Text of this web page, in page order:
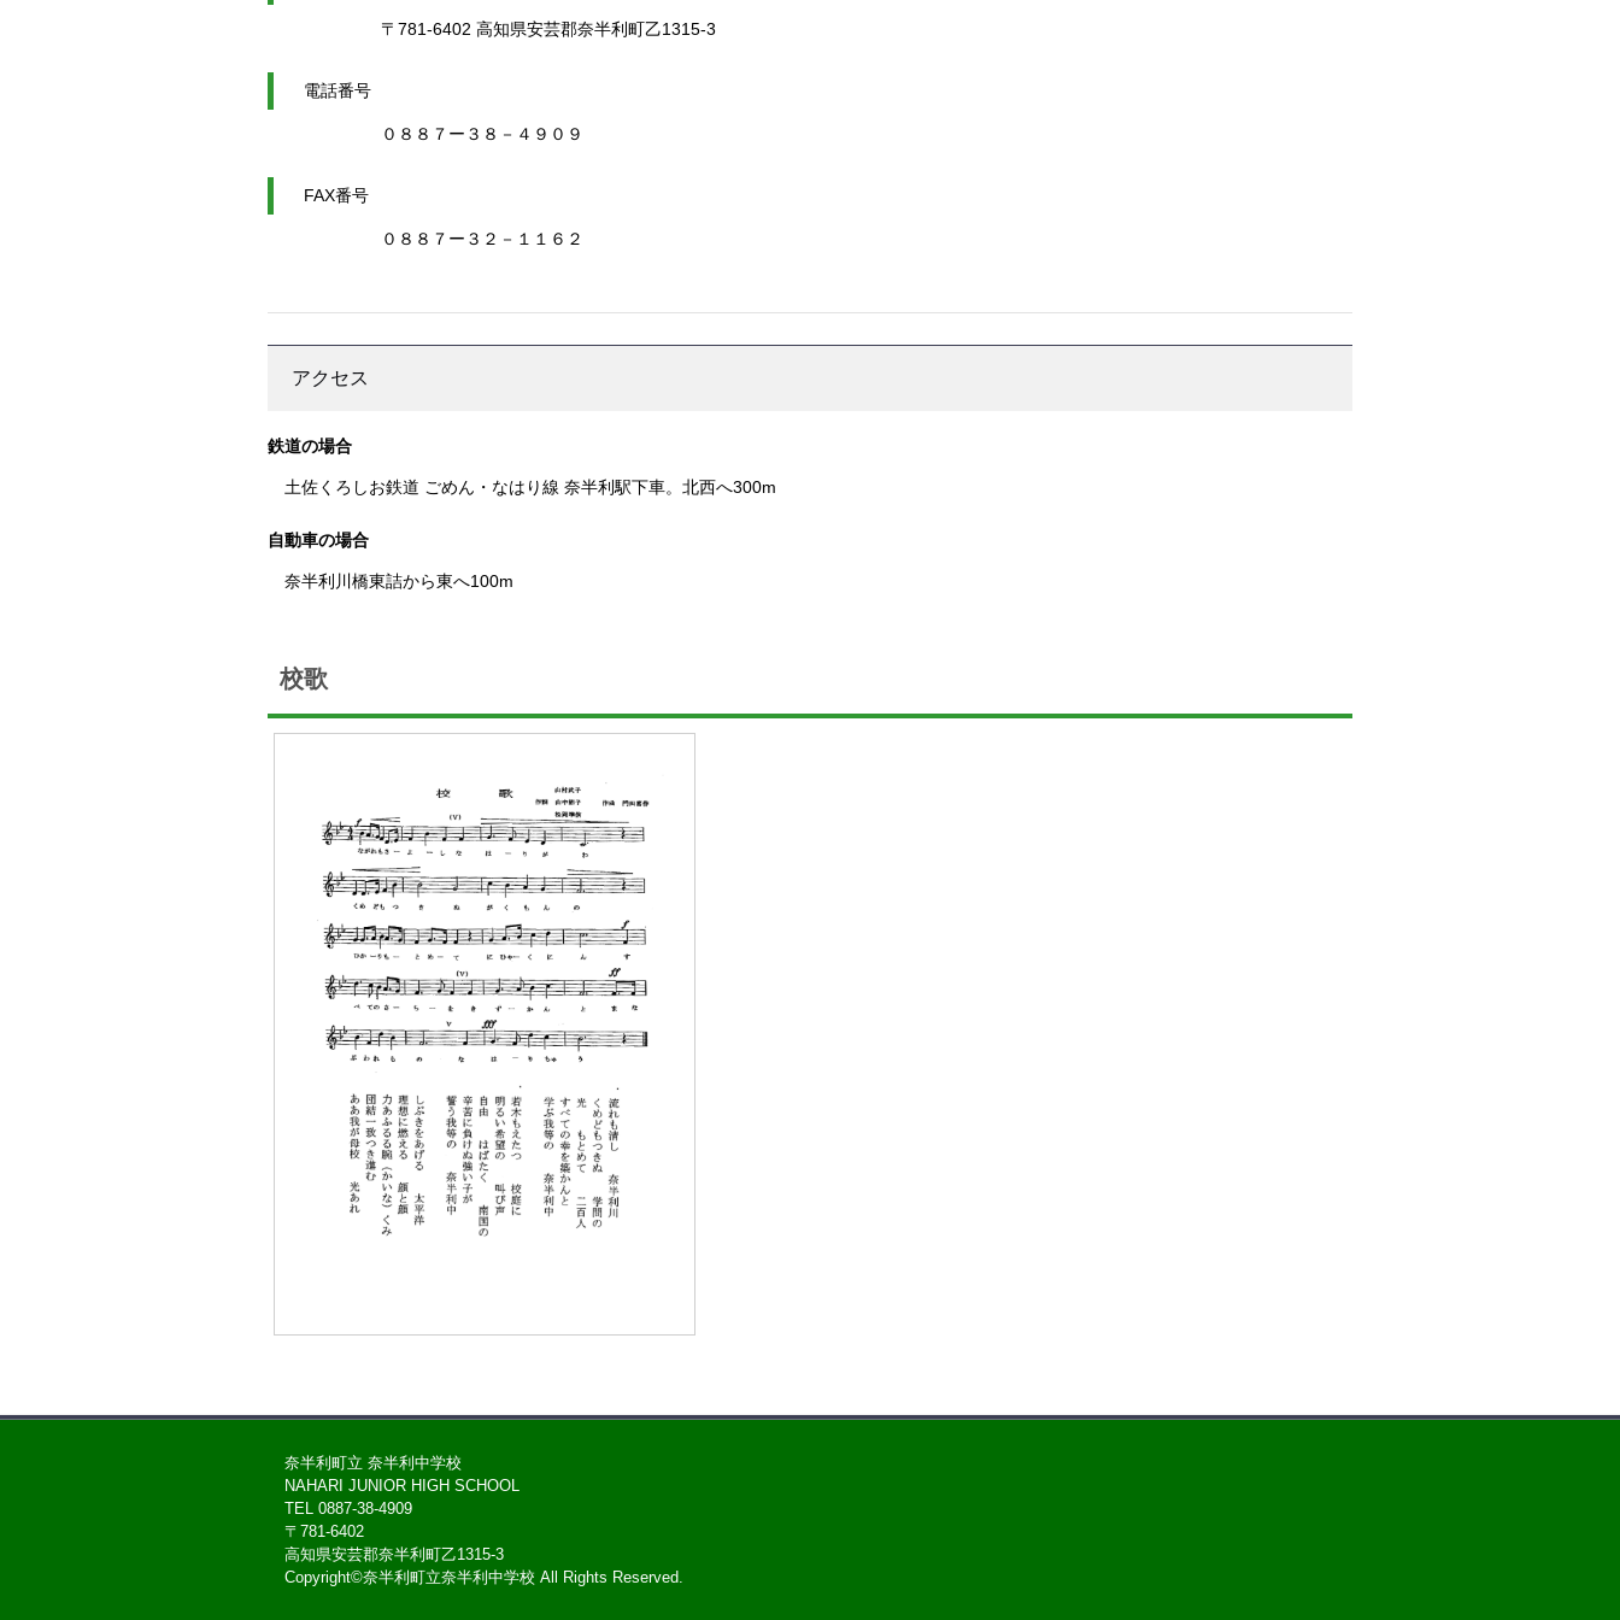
〒781-6402 高知県安芸郡奈半利町乙1315-3
電話番号
０８８７ー３８－４９０９
FAX番号
０８８７ー３２－１１６２
アクセス
鉄道の場合
土佐くろしお鉄道 ごめん・なはり線 奈半利駅下車。北西へ300m
自動車の場合
奈半利川橋東詰から東へ100m
校歌
奈半利町立 奈半利中学校
NAHARI JUNIOR HIGH SCHOOL
TEL 0887-38-4909
〒781-6402
高知県安芸郡奈半利町乙1315-3
Copyright©奈半利町立奈半利中学校 All Rights Reserved.